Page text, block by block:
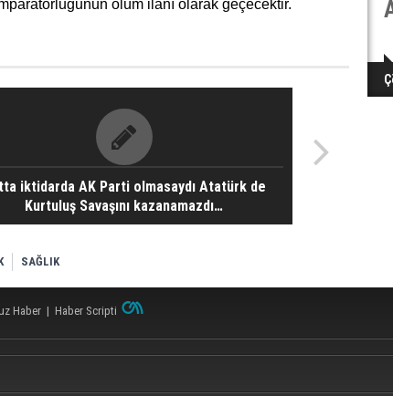
ölüm ilanı olarak geçecektir.
iktidarda AK Parti olmasaydı Atatürk de
Kurtuluş Savaşını kazanamazdı…
SAĞLIK
Haber | Haber Scripti